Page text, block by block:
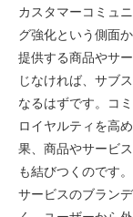
カスタマーコミュ
グ強化という側面
提供する商品やサ
じなければ、サブ
なるはずです。コ
ロイヤルティを高
果、商品やサービ
も結びつくのです
サービスのブラン